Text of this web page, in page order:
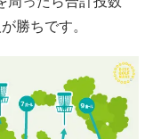
勝ちです。